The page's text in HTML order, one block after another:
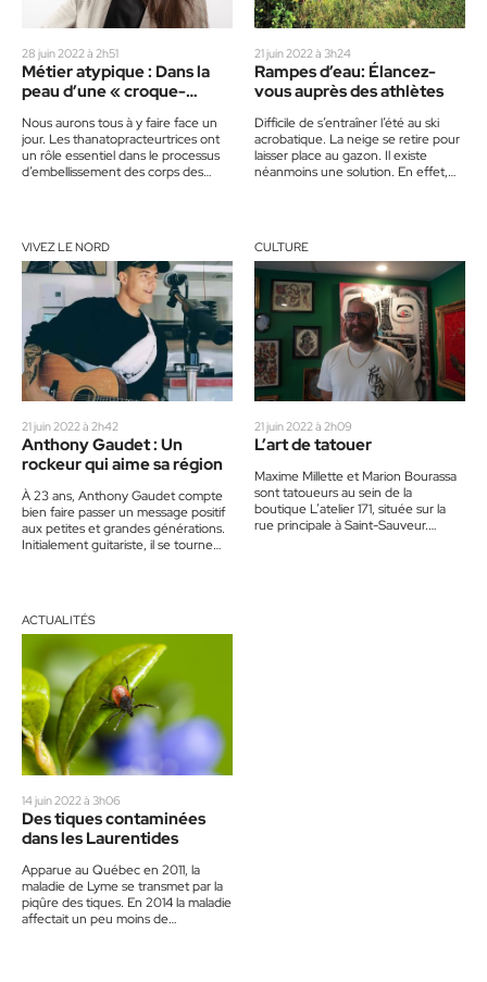
28 juin 2022 à 2h51
Métier atypique : Dans la
peau d’une « croque-
Nous aurons tous à y faire face un
jour. Les thanatopracteurtrices ont
un rôle essentiel dans le processus
d’embellissement des corps des
21 juin 2022 à 3h24
Rampes d’eau: Élancez-
vous auprès des athlètes
Difficile de s’entraîner l’été au ski
acrobatique. La neige se retire pour
laisser place au gazon. Il existe
néanmoins une solution. En effet,
VIVEZ LE NORD
21 juin 2022 à 2h42
Anthony Gaudet : Un
rockeur qui aime sa région
À 23 ans, Anthony Gaudet compte
bien faire passer un message positif
aux petites et grandes générations.
Initialement guitariste, il se tourne
CULTURE
21 juin 2022 à 2h09
L’art de tatouer
Maxime Millette et Marion Bourassa
sont tatoueurs au sein de la
boutique L’atelier 171, située sur la
rue principale à Saint-Sauveur.
ACTUALITÉS
14 juin 2022 à 3h06
Des tiques contaminées
dans les Laurentides
Apparue au Québec en 2011, la
maladie de Lyme se transmet par la
piqûre des tiques. En 2014 la maladie
affectait un peu moins de…